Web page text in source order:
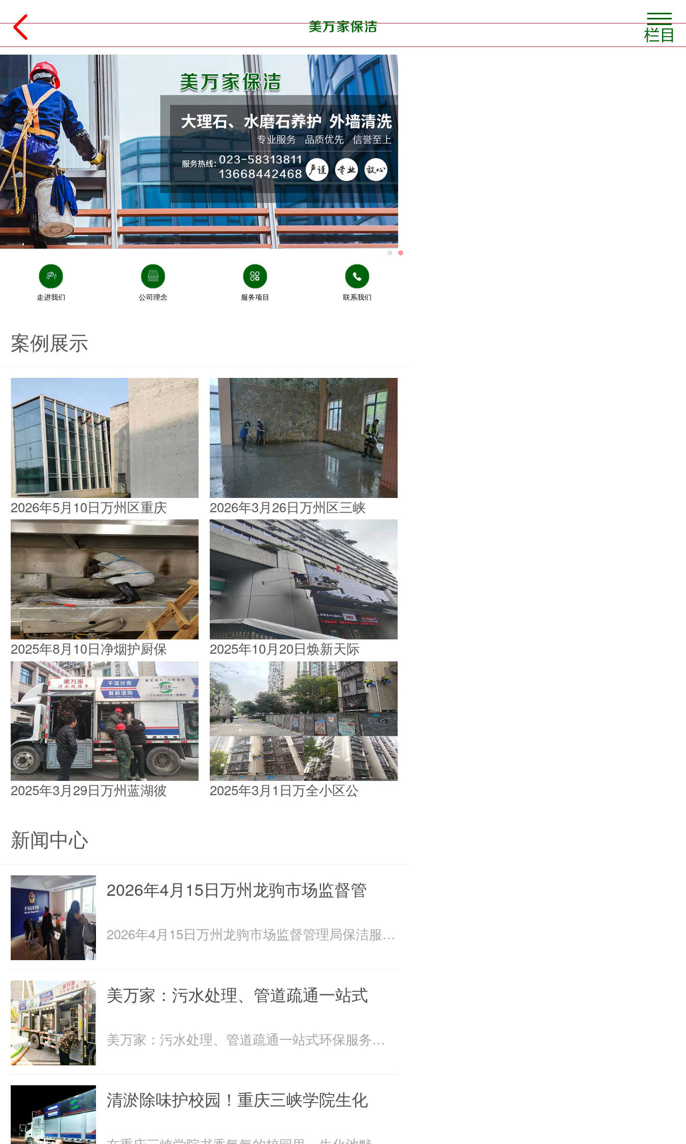
走进我们 公司理念 服务项目 联系我们
案例展示
2026年5月10日万州区重庆 2026年3月26日万州区三峡
2025年8月10日净烟护厨保 2025年10月20日焕新天际
2025年3月29日万州蓝湖彼 2025年3月1日万全小区公
新闻中心
2026年4月15日万州龙驹市场监督管
2026年4月15日万州龙驹市场监督管理局保洁服务由重庆美
美万家：污水处理、管道疏通一站式
美万家：污水处理、管道疏通一站式环保服务美万家公司，
清淤除味护校园！重庆三峡学院生化